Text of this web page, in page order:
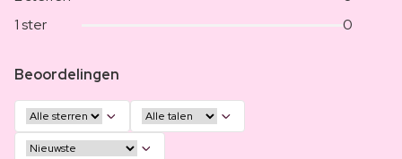
1 ster
0
Beoordelingen